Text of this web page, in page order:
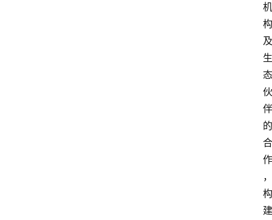
机
构
及
生
态
伙
伴
的
合
作
，
构
建